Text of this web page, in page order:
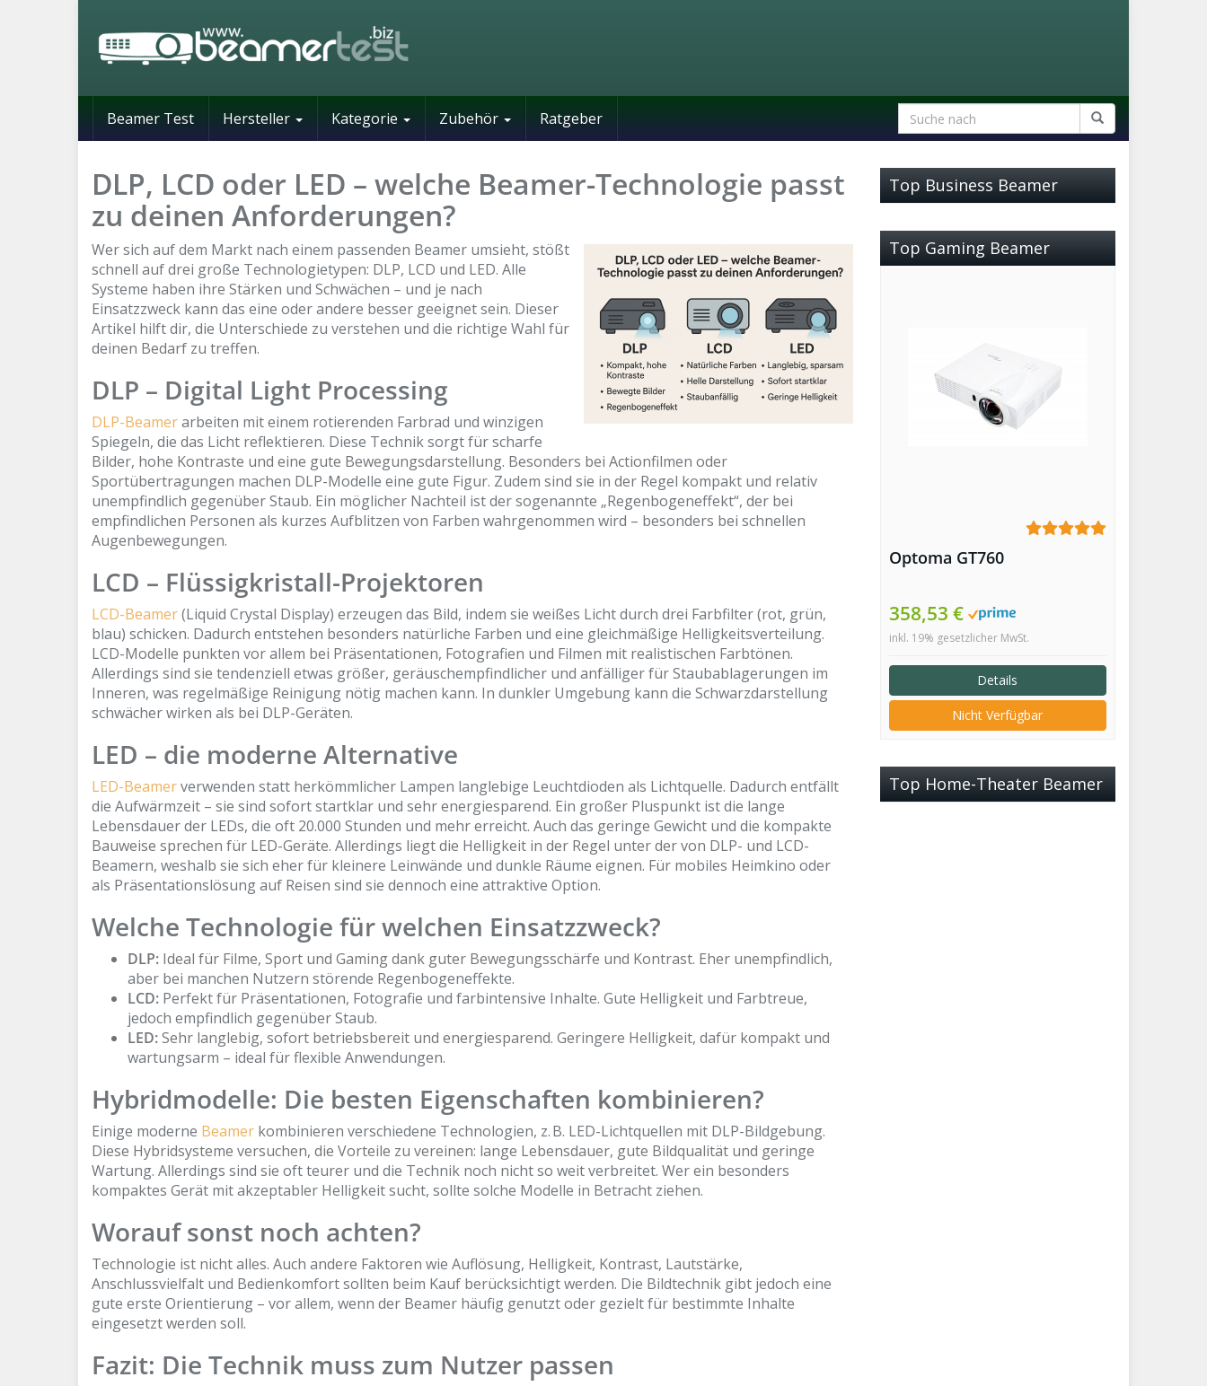
Beamer Test Hersteller Kategorie Zubehör Ratgeber
DLP, LCD oder LED – welche Beamer-Technologie passt
zu deinen Anforderungen?
Wer sich auf dem Markt nach einem passenden Beamer umsieht, stößt
schnell auf drei große Technologietypen: DLP, LCD und LED. Alle
Systeme haben ihre Stärken und Schwächen – und je nach
Einsatzzweck kann das eine oder andere besser geeignet sein. Dieser
Artikel hilft dir, die Unterschiede zu verstehen und die richtige Wahl für
deinen Bedarf zu treffen.
DLP – Digital Light Processing
DLP-Beamerarbeiten mit einem rotierenden Farbrad und winzigen
Spiegeln, die das Licht reflektieren. Diese Technik sorgt für scharfe
Bilder, hohe Kontraste und eine gute Bewegungsdarstellung. Besonders bei Actionfilmen oder
Sportübertragungen machen DLP-Modelle eine gute Figur. Zudem sind sie in der Regel kompakt und relativ
unempfindlich gegenüber Staub. Ein möglicher Nachteil ist der sogenannte „Regenbogeneffekt“, der bei
empfindlichen Personen als kurzes Aufblitzen von Farben wahrgenommen wird – besonders bei schnellen
Augenbewegungen.
LCD – Flüssigkristall-Projektoren
LCD-Beamer(Liquid Crystal Display) erzeugen das Bild, indem sie weißes Licht durch drei Farbfilter (rot, grün,
blau) schicken. Dadurch entstehen besonders natürliche Farben und eine gleichmäßige Helligkeitsverteilung.
LCD-Modelle punkten vor allem bei Präsentationen, Fotografien und Filmen mit realistischen Farbtönen.
Allerdings sind sie tendenziell etwas größer, geräuschempfindlicher und anfälliger für Staubablagerungen im
Inneren, was regelmäßige Reinigung nötig machen kann. In dunkler Umgebung kann die Schwarzdarstellung
schwächer wirken als bei DLP-Geräten.
LED – die moderne Alternative
LED-Beamerverwenden statt herkömmlicher Lampen langlebige Leuchtdioden als Lichtquelle. Dadurch entfällt
die Aufwärmzeit – sie sind sofort startklar und sehr energiesparend. Ein großer Pluspunkt ist die lange
Lebensdauer der LEDs, die oft 20.000 Stunden und mehr erreicht. Auch das geringe Gewicht und die kompakte
Bauweise sprechen für LED-Geräte. Allerdings liegt die Helligkeit in der Regel unter der von DLP- und LCD-
Beamern, weshalb sie sich eher für kleinere Leinwände und dunkle Räume eignen. Für mobiles Heimkino oder
als Präsentationslösung auf Reisen sind sie dennoch eine attraktive Option.
Welche Technologie für welchen Einsatzzweck?
DLP: Ideal für Filme, Sport und Gaming dank guter Bewegungsschärfe und Kontrast. Eher unempfindlich,
aber bei manchen Nutzern störende Regenbogeneffekte.
LCD: Perfekt für Präsentationen, Fotografie und farbintensive Inhalte. Gute Helligkeit und Farbtreue,
jedoch empfindlich gegenüber Staub.
LED:Sehr langlebig, sofort betriebsbereit und energiesparend. Geringere Helligkeit, dafür kompakt und
wartungsarm – ideal für flexible Anwendungen.
Hybridmodelle: Die besten Eigenschaften kombinieren?
Einige moderne Beamer kombinieren verschiedene Technologien, z. B. LED-Lichtquellen mit DLP-Bildgebung.
Diese Hybridsysteme versuchen, die Vorteile zu vereinen: lange Lebensdauer, gute Bildqualität und geringe
Wartung. Allerdings sind sie oft teurer und die Technik noch nicht so weit verbreitet. Wer ein besonders
kompaktes Gerät mit akzeptabler Helligkeit sucht, sollte solche Modelle in Betracht ziehen.
Worauf sonst noch achten?
Technologie ist nicht alles. Auch andere Faktoren wie Auflösung, Helligkeit, Kontrast, Lautstärke,
Anschlussvielfalt und Bedienkomfort sollten beim Kauf berücksichtigt werden. Die Bildtechnik gibt jedoch eine
gute erste Orientierung – vor allem, wenn der Beamer häufig genutzt oder gezielt für bestimmte Inhalte
eingesetzt werden soll.
Fazit: Die Technik muss zum Nutzer passen
Top Business Beamer
Top Gaming Beamer
Optoma GT760
358,53 €
inkl. 19% gesetzlicher MwSt.
Details
Nicht Verfügbar
Top Home-Theater Beamer